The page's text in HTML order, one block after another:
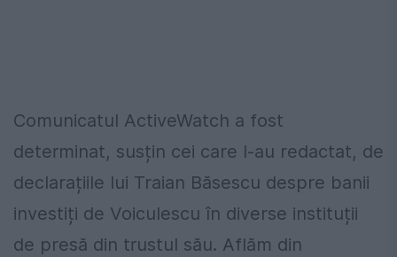
Comunicatul ActiveWatch a fost
determinat, susțin cei care l-au redactat, de
declarațiile lui Traian Băsescu despre banii
investiți de Voiculescu în diverse instituții
de presă din trustul său. Aflăm din